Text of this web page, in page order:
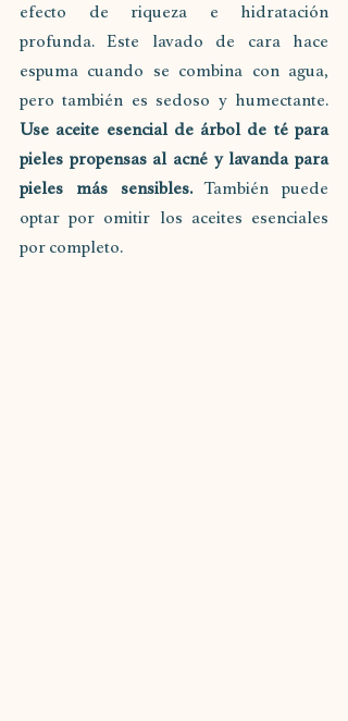
efecto de riqueza e hidratación
profunda. Este lavado de cara hace
espuma cuando se combina con agua,
Use aceite esencial de árbol de té para
pieles propensas al acné y lavanda para
pieles más sensibles. También puede
optar por omitir los aceites esenciales
por completo.